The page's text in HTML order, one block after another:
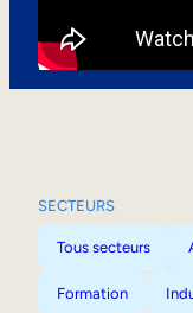
SECTEURS
Tous secteurs
Formation